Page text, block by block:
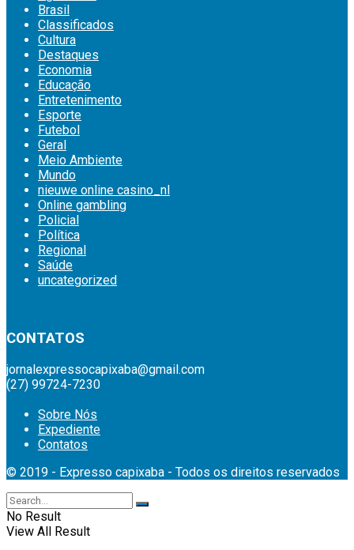
Brasil
Classificados
Cultura
Destaques
Economia
Educação
Entretenimento
Esporte
Futebol
Geral
Meio Ambiente
Mundo
nieuwe online casino_nl
Online gambling
Policial
Política
Regional
Saúde
uncategorized
CONTATOS
jornalexpressocapixaba@gmail.com
(27) 99724-7230
Sobre Nós
Expediente
Contatos
© 2019 - Expresso capixaba - Todos os direitos reservados
No Result
View All Result